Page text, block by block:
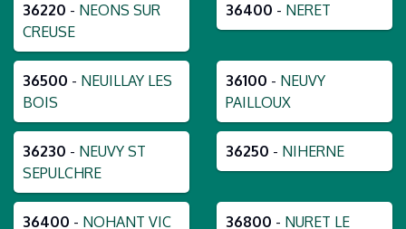
36220 - NEONS SUR
CREUSE
36400 - NERET
36500 - NEUILLAY LES
BOIS
36100 - NEUVY
PAILLOUX
36230 - NEUVY ST
SEPULCHRE
36250 - NIHERNE
36400 - NOHANT VIC 36800 - NURET LE